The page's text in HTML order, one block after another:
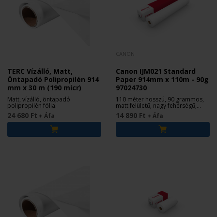
TERC Vízálló, Matt,
Öntapadó Polipropilén 914
mm x 30 m (190 micr)
Matt, vízálló, öntapadó
polipropilén fólia.
24 680 Ft + Áfa
Canon IJM021 Standard
Paper 914mm x 110m - 90g
97024730
110 méter hosszú, 90 grammos,
matt felületű, nagy fehérségű,
bevonat nélküli tekercs papír.
14 890 Ft + Áfa